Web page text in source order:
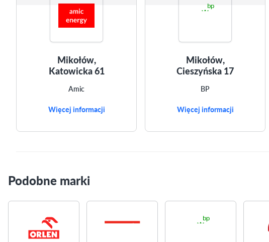
Mikołów,
Katowicka 61
Amic
Więcej informacji
Mikołów,
Cieszyńska 17
BP
Więcej informacji
Podobne marki